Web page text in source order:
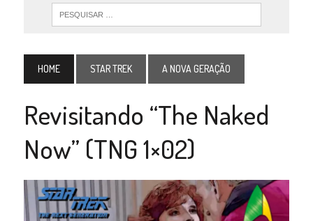
HOME STAR TREK A NOVA GERAÇÃO
Revisitando “The Naked
Now” (TNG 1×02)